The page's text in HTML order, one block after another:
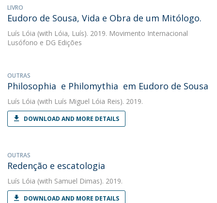
LIVRO
Eudoro de Sousa, Vida e Obra de um Mitólogo.
Luís Lóia (with Lóia, Luís). 2019. Movimento Internacional
Lusófono e DG Edições
OUTRAS
Philosophia e Philomythia em Eudoro de Sousa
Luís Lóia (with Luís Miguel Lóia Reis). 2019.
DOWNLOAD AND MORE DETAILS
OUTRAS
Redenção e escatologia
Luís Lóia (with Samuel Dimas). 2019.
DOWNLOAD AND MORE DETAILS